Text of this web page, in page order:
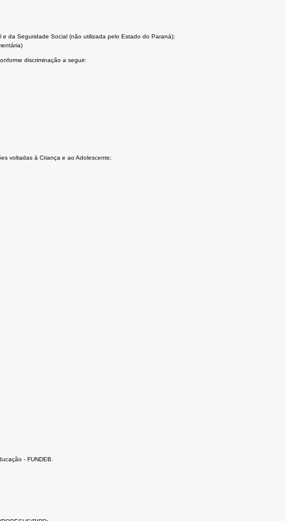
da Seguridade Social (não utilizada pelo Estado do Paraná);
discriminação a seguir:
voltadas à Criança e ao Adolescente;
- FUNDEB.